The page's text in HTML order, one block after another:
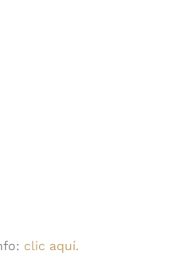
clic aquí.